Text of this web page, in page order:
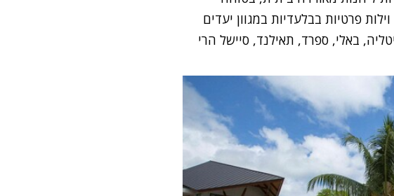
פרטיות בבלעדיות במגוון יעדים
באלי, ספרד, תאילנד, סיישל הרי